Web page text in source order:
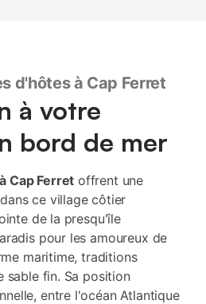
d'hôtes à Cap Ferret
à votre
bord de mer
Cap Ferret offrent une
ce village côtier
de la presqu'île
pour les amoureux de
maritime, traditions
sable fin. Sa position
entre l'océan Atlantique